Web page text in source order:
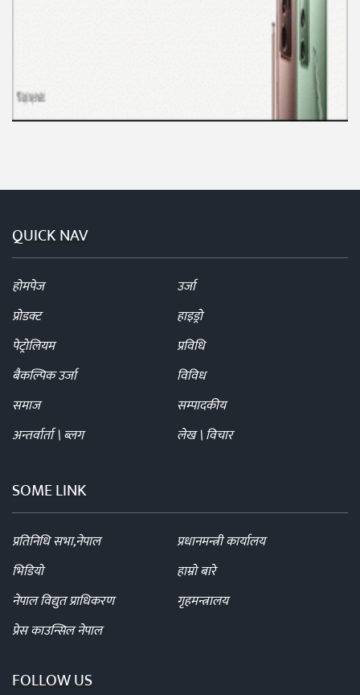
QUICK NAV
होमपेज
उर्जा
प्रोडक्ट
हाइड्रो
पेट्रोलियम
प्रविधि
बैकल्पिक उर्जा
विविध
समाज
सम्पादकीय
अन्तर्वार्ता \ ब्लग
लेख \ विचार
SOME LINK
प्रतिनिधि सभा,नेपाल
प्रधानमन्त्री कार्यालय
भिडियो
हाम्रो बारे
नेपाल विद्युत प्राधिकरण
गृहमन्त्रालय
प्रेस काउन्सिल नेपाल
FOLLOW US